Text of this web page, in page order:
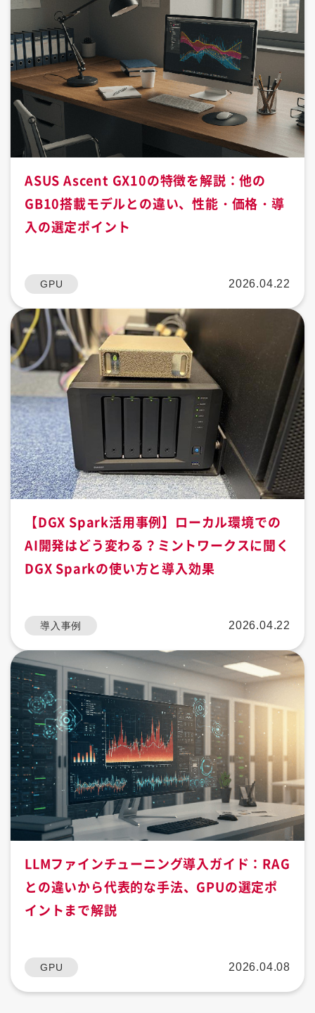
ASUS Ascent GX10の特徴を解説：他の
GB10搭載モデルとの違い、性能・価格・導
入の選定ポイント
GPU 2026.04.22
【DGX Spark活用事例】ローカル環境での
AI開発はどう変わる？ミントワークスに聞く
DGX Sparkの使い方と導入効果
導入事例 2026.04.22
LLMファインチューニング導入ガイド：RAG
との違いから代表的な手法、GPUの選定ポ
イントまで解説
GPU 2026.04.08